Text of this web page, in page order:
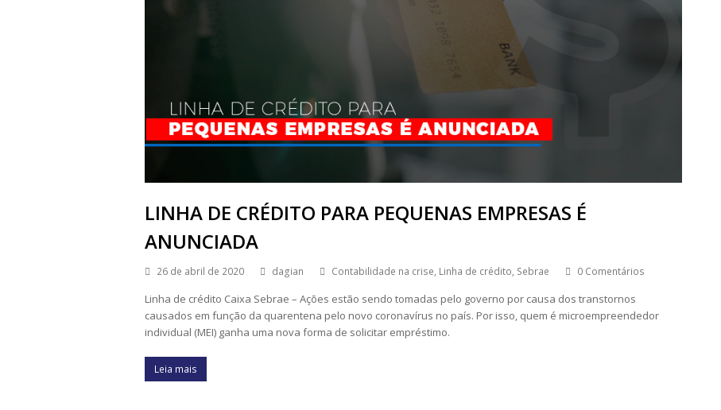
LINHA DE CRÉDITO PARA PEQUENAS EMPRESAS É
ANUNCIADA
26 de abril de 2020 dagian Contabilidade na crise, Linha de crédito, Sebrae 0 Comentários
Linha de crédito Caixa Sebrae – Ações estão sendo tomadas pelo governo por causa dos transtornos
causados em função da quarentena pelo novo coronavírus no país. Por isso, quem é microempreendedor
individual (MEI) ganha uma nova forma de solicitar empréstimo.
Leia mais